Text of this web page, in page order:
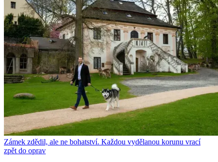
Zámek zdědil, ale ne bohatství. Každou vydělanou korunu vrací
zpět do oprav